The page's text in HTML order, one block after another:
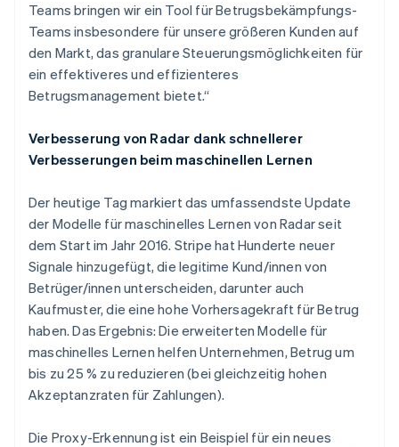
Teams bringen wir ein Tool für Betrugsbekämpfungs-
Teams insbesondere für unsere größeren Kunden auf
den Markt, das granulare Steuerungsmöglichkeiten für
ein effektiveres und effizienteres
Betrugsmanagement bietet.“
Verbesserung von Radar dank schnellerer
Verbesserungen beim maschinellen Lernen
Der heutige Tag markiert das umfassendste Update
der Modelle für maschinelles Lernen von Radar seit
dem Start im Jahr 2016. Stripe hat Hunderte neuer
Signale hinzugefügt, die legitime Kund/innen von
Betrüger/innen unterscheiden, darunter auch
Kaufmuster, die eine hohe Vorhersagekraft für Betrug
haben. Das Ergebnis: Die erweiterten Modelle für
maschinelles Lernen helfen Unternehmen, Betrug um
bis zu 25 % zu reduzieren (bei gleichzeitig hohen
Akzeptanzraten für Zahlungen).
Die Proxy-Erkennung ist ein Beispiel für ein neues